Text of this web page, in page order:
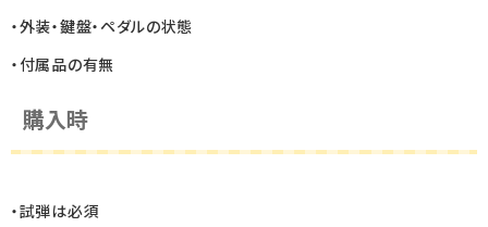
・外装・鍵盤・ペダルの状態
・付属品の有無
購入時
・試弾は必須